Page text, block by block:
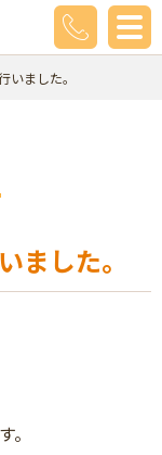
いました。
ました。